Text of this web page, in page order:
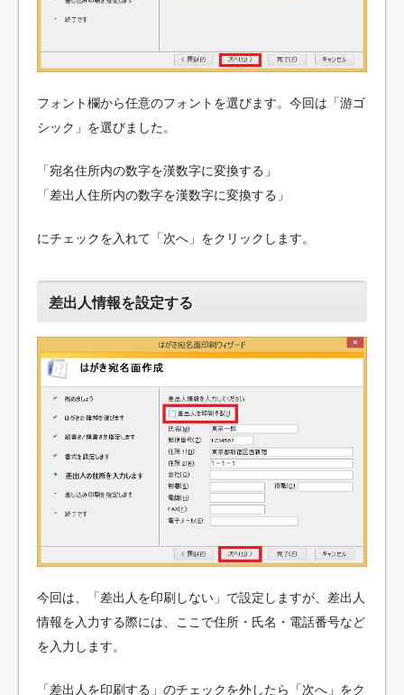
フォント欄から任意のフォントを選びます。今回は「游ゴ
シック」を選びました。
「宛名住所内の数字を漢数字に変換する」
「差出人住所内の数字を漢数字に変換する」
にチェックを入れて「次へ」をクリックします。
差出人情報を設定する
今回は、「差出人を印刷しない」で設定しますが、差出人
情報を入力する際には、ここで住所・氏名・電話番号など
を入力します。
「差出人を印刷する」のチェックを外したら「次へ」をク